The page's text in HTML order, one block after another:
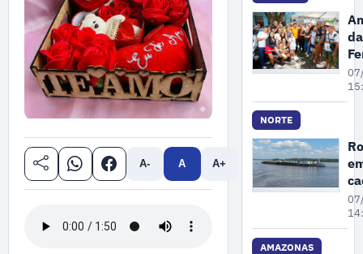
A- A A+
da
NORTE
AMAZONAS